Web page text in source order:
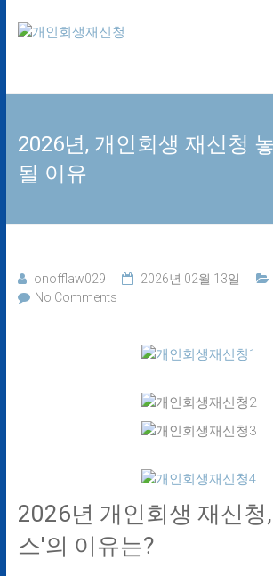
개
생
청
2026년, 개인회생 재신청
될 이유
onofflaw029 2026년 02월 13일
No Comments
2026년 개인회생 재신청
스'의 이유는?